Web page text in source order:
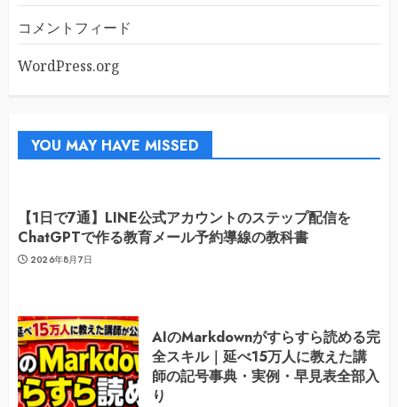
コメントフィード
WordPress.org
YOU MAY HAVE MISSED
【1日で7通】LINE公式アカウントのステップ配信を
ChatGPTで作る教育メール予約導線の教科書
2026年8月7日
AIのMarkdownがすらすら読める完
全スキル｜延べ15万人に教えた講
師の記号事典・実例・早見表全部入
り